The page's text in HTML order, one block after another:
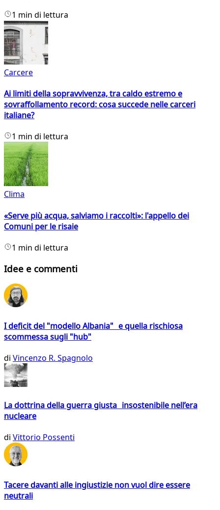
1 min di lettura
Carcere
Ai limiti della sopravvivenza, tra caldo estremo e
sovraffollamento record: cosa succede nelle carceri
italiane?
1 min di lettura
Clima
«Serve più acqua, salviamo i raccolti»: l'appello dei
Comuni per le risaie
1 min di lettura
Idee e commenti
I deficit del "modello Albania" e quella rischiosa
scommessa sugli "hub"
di Vincenzo R. Spagnolo
La dottrina della guerra giusta insostenibile nell’era
nucleare
di Vittorio Possenti
Tacere davanti alle ingiustizie non vuol dire essere
neutrali